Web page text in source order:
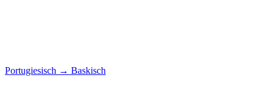
Portugiesisch → Baskisch